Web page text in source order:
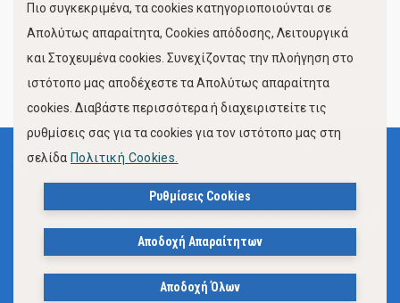
FOLLOW US
© 2023, Δήμος Βόλου
Όροι Χρήσης
Πολιτική Προστασίας Προσωπικών Δεδομένων
Πολιτική Cookies
Πιο συγκεκριμένα, τα cookies κατηγοριοποιούνται σε
Απολύτως απαραίτητα, Cookies απόδοσης, Λειτουργικά
και Στοχευμένα cookies. Συνεχίζοντας την πλοήγηση στο
ιστότοπο μας αποδέχεστε τα Απολύτως απαραίτητα
cookies. Διαβάστε περισσότερα ή διαχειριστείτε τις
ρυθμίσεις σας για τα cookies για τον ιστότοπο μας στη
σελίδα Πολιτική Cookies.
Ρυθμίσεις Cookies
Αποδοχή Απαραίτητων
Αποδοχή Όλων